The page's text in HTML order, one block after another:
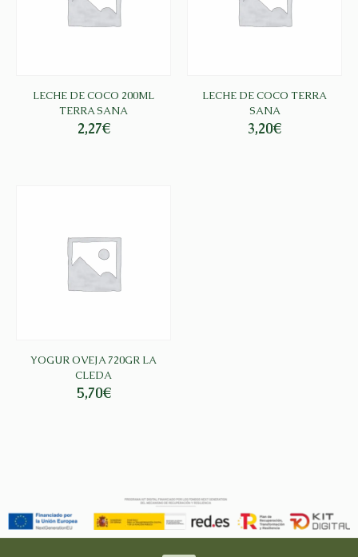
LECHE DE COCO 200ML
TERRA SANA
2,27€
LECHE DE COCO TERRA
SANA
3,20€
YOGUR OVEJA 720GR LA
CLEDA
5,70€